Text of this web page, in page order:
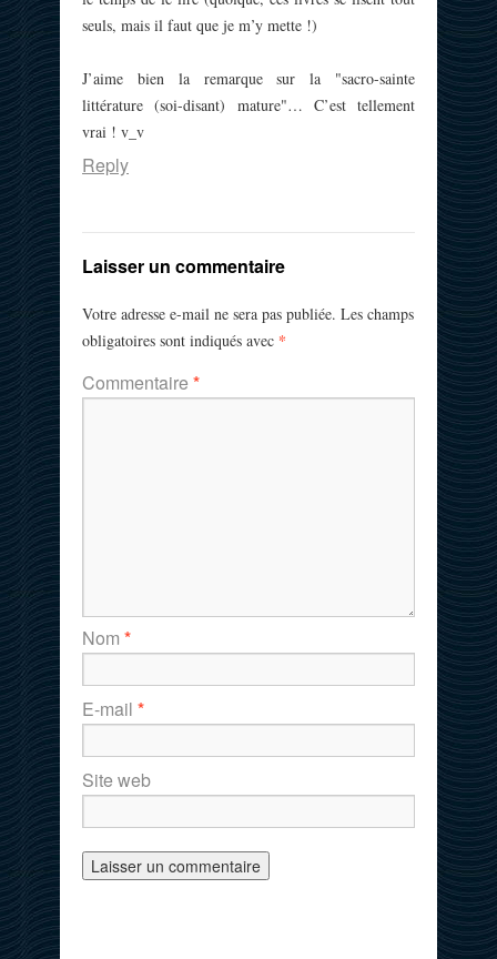
seuls, mais il faut que je m’y mette !)
J’aime bien la remarque sur la "sacro-sainte
littérature (soi-disant) mature"… C’est tellement
vrai ! v_v
Reply
Laisser un commentaire
Votre adresse e-mail ne sera pas publiée. Les champs
obligatoires sont indiqués avec *
Commentaire *
Nom *
E-mail *
Site web